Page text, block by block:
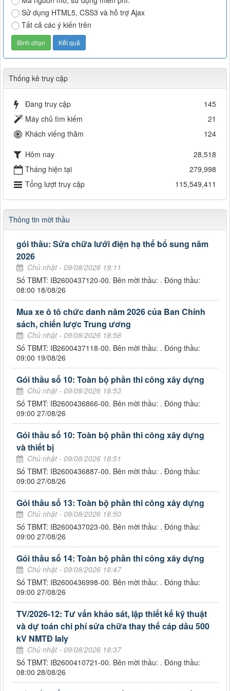
Sử dụng HTML5, CSS3 và hỗ trợ Ajax
Tất cả các ý kiến trên
Thống kê truy cập
Đang truy cập
145
Máy chủ tìm kiếm
21
Khách viếng thăm
124
Hôm nay
28,518
Tháng hiện tại
279,998
Tổng lượt truy cập
115,549,411
Thông tin mời thầu
gói thầu: Sửa chữa lưới điện hạ thế bổ sung năm
2026
Chủ nhật - 09/08/2026 19:11
Số TBMT: IB2600437120-00. Bên mời thầu: . Đóng thầu:
08:00 18/08/26
Mua xe ô tô chức danh năm 2026 của Ban Chính
sách, chiến lược Trung ương
Chủ nhật - 09/08/2026 18:58
Số TBMT: IB2600437118-00. Bên mời thầu: . Đóng thầu:
09:00 19/08/26
Gói thầu số 10: Toàn bộ phần thi công xây dựng
Chủ nhật - 09/08/2026 18:53
Số TBMT: IB2600436866-00. Bên mời thầu: . Đóng thầu:
09:00 27/08/26
Gói thầu số 10: Toàn bộ phần thi công xây dựng
và thiết bị
Chủ nhật - 09/08/2026 18:51
Số TBMT: IB2600436887-00. Bên mời thầu: . Đóng thầu:
09:00 27/08/26
Gói thầu số 13: Toàn bộ phần thi công xây dựng
Chủ nhật - 09/08/2026 18:50
Số TBMT: IB2600437023-00. Bên mời thầu: . Đóng thầu:
09:00 27/08/26
Gói thầu số 14: Toàn bộ phần thi công xây dựng
Chủ nhật - 09/08/2026 18:47
Số TBMT: IB2600436998-00. Bên mời thầu: . Đóng thầu:
09:00 27/08/26
TV/2026-12: Tư vấn khảo sát, lập thiết kế kỹ thuật
và dự toán chi phí sửa chữa thay thế cáp dầu 500
kV NMTĐ Ialy
Chủ nhật - 09/08/2026 18:37
Số TBMT: IB2600410721-00. Bên mời thầu: . Đóng thầu:
08:00 28/08/26